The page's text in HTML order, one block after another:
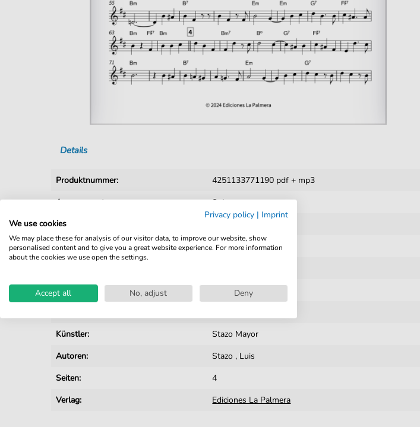
Details
Produktnummer:
4251133771190 pdf + mp3
Arrangement:
Solo
Instrumente:
Genre:
Weltmusik
Tempo:
Künstler:
Stazo Mayor
Autoren:
Stazo , Luis
Seiten:
4
Verlag:
Ediciones La Palmera
Privacy policy | Imprint
We use cookies
We may place these for analysis of our visitor data, to improve our website, show
personalised content and to give you a great website experience. For more information
about the cookies we use open the settings.
Accept all No, adjust Deny